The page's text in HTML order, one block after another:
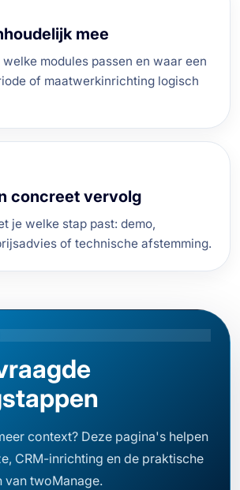
mee
modules passen en waar een
of maatwerkinrichting logisch
concreet vervolg
je welke stap past: demo,
of technische afstemming.
context? Deze pagina's helpen
CRM-inrichting en de praktische
van twoManage.